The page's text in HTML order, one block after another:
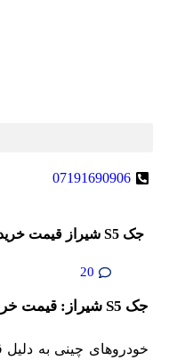
07191690906
جک S5 شیراز قیمت خرید ، مشخصات و شرایط قسطی
20
جک S5 شیراز: قیمت خرید، مشخصات و شرایط قسطی
خودروهای چینی به دلیل